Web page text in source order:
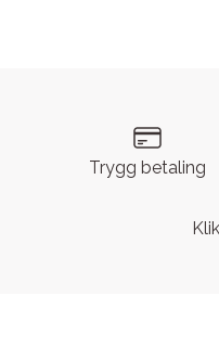
Trygg betaling